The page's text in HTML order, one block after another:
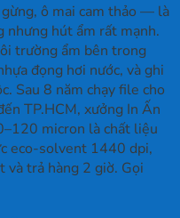
ô mai cam thảo — là
nhưng hút ẩm rất mạnh.
trường ẩm bên trong
đọng hơi nước, và ghi
Sau 8 năm chạy file cho
TP.HCM, xưởng In Ấn
micron là chất liệu
eco-solvent 1440 dpi,
và trả hàng 2 giờ. Gọi